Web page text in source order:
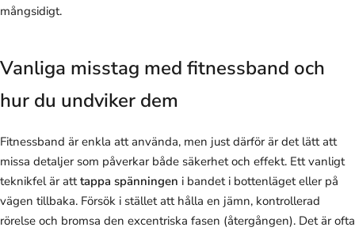
mångsidigt.
Vanliga misstag med fitnessband och
hur du undviker dem
Fitnessband är enkla att använda, men just därför är det lätt att
missa detaljer som påverkar både säkerhet och effekt. Ett vanligt
teknikfel är atttappa spänningen i bandet i bottenläget eller på
vägen tillbaka. Försök i stället att hålla en jämn, kontrollerad
rörelse och bromsa den excentriska fasen (återgången). Det är ofta